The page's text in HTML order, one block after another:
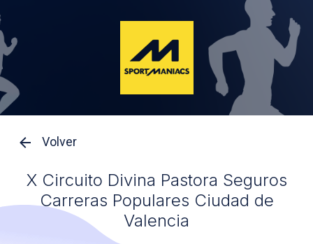
Volver
X Circuito Divina Pastora Seguros
Carreras Populares Ciudad de
Valencia